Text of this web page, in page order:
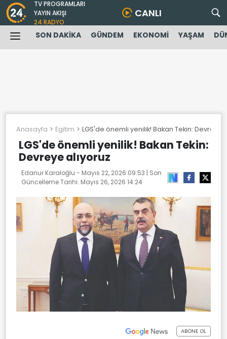
TV PROGRAMLARI
YAYIN AKIŞI
24 RADYO
CANLI
SON DAKİKA GÜNDEM EKONOMİ YAŞAM
Anasayfa Egitim LGS'de önemli yenilik! Bakan Tekin: Devreye
LGS'de önemli yenilik! Bakan Tekin:
Devreye alıyoruz
Edanur Karaloğlu - Mayıs 22, 2026 09:53 | Son
Güncelleme Tarihi: Mayıs 26, 2026 14:24
ABONE OL